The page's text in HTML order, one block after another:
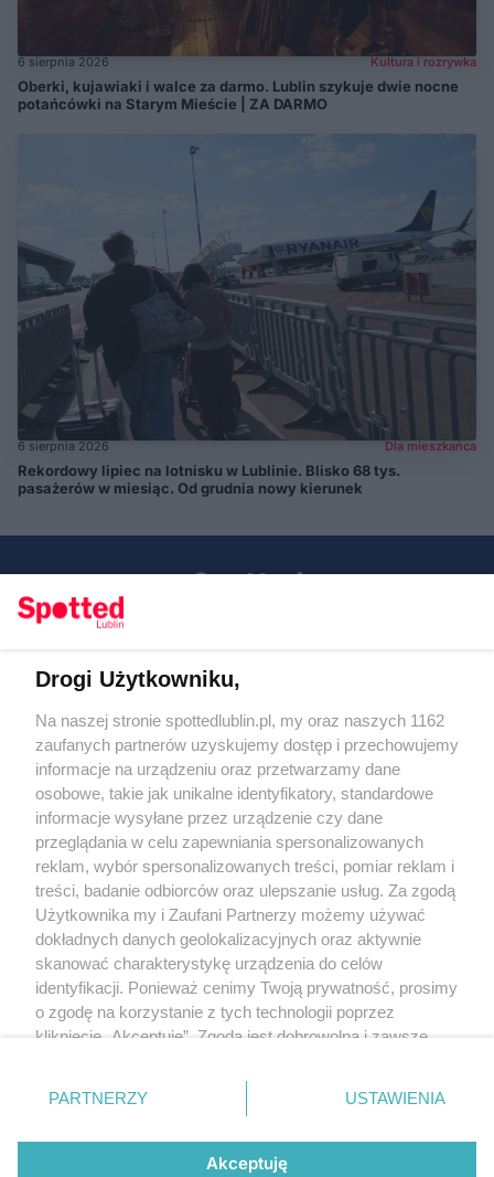
6 sierpnia 2026 Kultura i rozrywka
Oberki, kujawiaki i walce za darmo. Lublin szykuje dwie nocne
potańcówki na Starym Mieście | ZA DARMO
6 sierpnia 2026 Dla mieszkańca
Rekordowy lipiec na lotnisku w Lublinie. Blisko 68 tys.
pasażerów w miesiąc. Od grudnia nowy kierunek
KATEGORIE
OGŁOSZENIA
WYDARZENIA
NA SKRÓTY
Regulamin
Polityka prywatności
RODO
Warunki korzystania z treści
Drogi Użytkowniku,
Na naszej stronie spottedlublin.pl, my oraz naszych 1162
zaufanych partnerów uzyskujemy dostęp i przechowujemy
informacje na urządzeniu oraz przetwarzamy dane
osobowe, takie jak unikalne identyfikatory, standardowe
informacje wysyłane przez urządzenie czy dane
przeglądania w celu zapewniania spersonalizowanych
reklam, wybór spersonalizowanych treści, pomiar reklam i
treści, badanie odbiorców oraz ulepszanie usług. Za zgodą
Użytkownika my i Zaufani Partnerzy możemy używać
dokładnych danych geolokalizacyjnych oraz aktywnie
skanować charakterystykę urządzenia do celów
identyfikacji. Ponieważ cenimy Twoją prywatność, prosimy
o zgodę na korzystanie z tych technologii poprzez
kliknięcie „Akceptuję”. Zgoda jest dobrowolna i zawsze
prywatności znajdujący się w lewym dolnym rogu strony
. Niektóre rodzaje przetwarzania danych nie wymagają
zgody użytkownika, ale masz prawo sprzeciwić się
takiemu przetwarzaniu. Preferencje będą miały
PARTNERZY USTAWIENIA
Akceptuję